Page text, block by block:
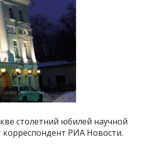
столетний юбилей научной
корреспондент РИА Новости.